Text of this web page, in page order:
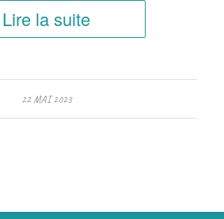
Lire la suite
22 MAI 2023